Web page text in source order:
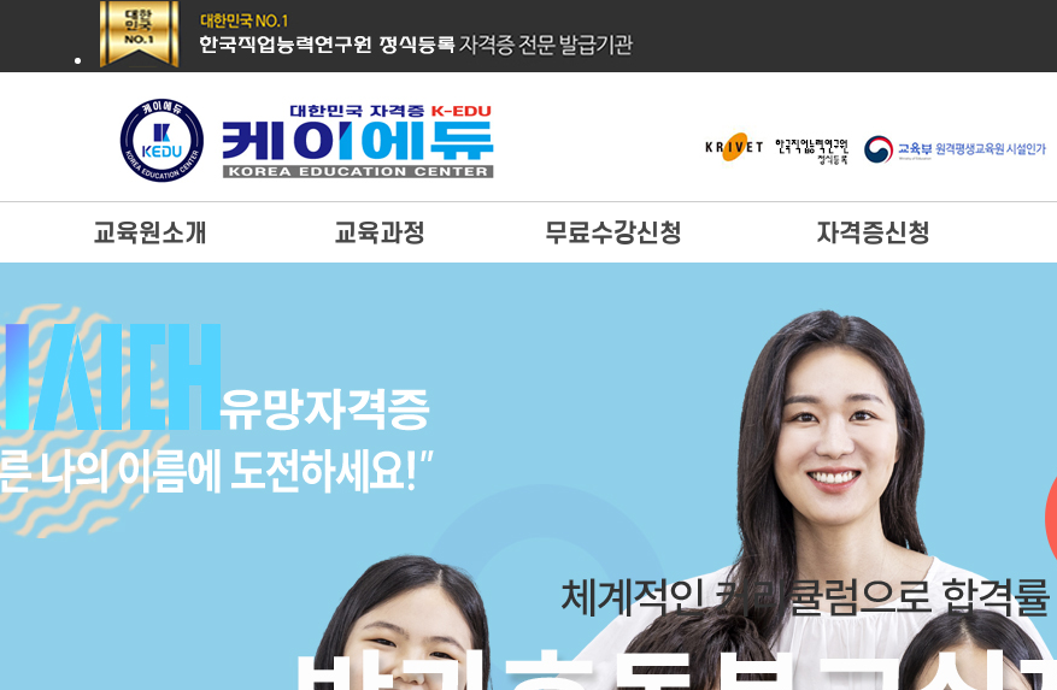
교육원소개 교육과정 무료수강신청 자격증신청